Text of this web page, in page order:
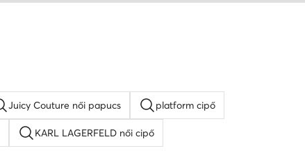
Juicy Couture női papucs platform cipő
KARL LAGERFELD női cipő